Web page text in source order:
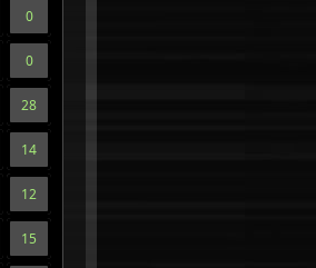
0
0
28
14
12
15